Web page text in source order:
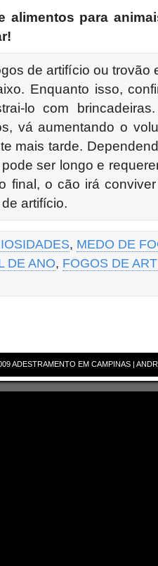
alimentos para
de artifício ou trovão
Enquanto isso,
lo com
vá aumentando o
mais tarde.
ser longo e
final, o cão irá
artifício.
, MEDO DE
DE ANO, FOGOS DE
ADESTRAMENTO EM CAMPINAS |